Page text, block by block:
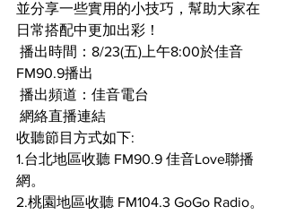
並分享一些實用的小技巧，幫助大家在
日常搭配中更加出彩！
播出時間：8/23(五)上午8:00於佳音
FM90.9播出
播出頻道：佳音電台
網絡直播連結
收聽節目方式如下:
1.台北地區收聽 FM90.9 佳音Love聯播
網。
2.桃園地區收聽 FM104.3 GoGo Radio。